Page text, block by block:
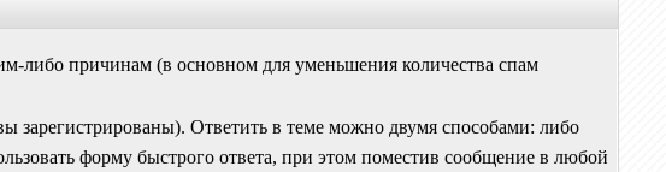
либо причинам (в основном для уменьшения количества спам
зарегистрированы). Ответить в теме можно двумя способами: либо
форму быстрого ответа, при этом поместив сообщение в любой